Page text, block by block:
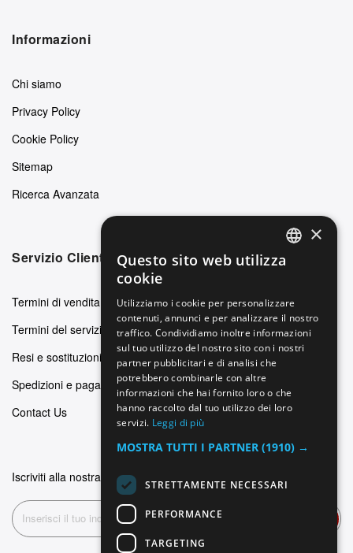
Informazioni
Chi siamo
Privacy Policy
Cookie Policy
Sitemap
Ricerca Avanzata
Servizio Clienti
Termini di vendita
Termini del servizio
Resi e sostituzioni
Spedizioni e pagamenti
Contact Us
Iscriviti alla nostra newsletter
ITALIAN
SPANISH
×
Questo sito web utilizza
cookie
Utilizziamo i cookie per personalizzare
contenuti, annunci e per analizzare il nostro
traffico. Condividiamo inoltre informazioni
sul tuo utilizzo del nostro sito con i nostri
partner pubblicitari e di analisi che
potrebbero combinarle con altre
informazioni che hai fornito loro o che
hanno raccolto dal tuo utilizzo dei loro
servizi. Leggi di più
MOSTRA TUTTI I PARTNER (1910) →
STRETTAMENTE NECESSARI
PERFORMANCE
TARGETING